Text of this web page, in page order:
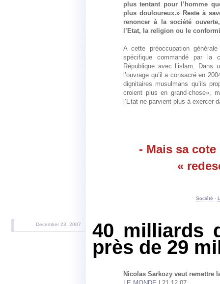
plus tentant pour l’homme
plus douloureux.» Reste à
renoncer à la société
l’Etat, la religion ou le
A cette préoccupation
spécifique commandé par la
République avec l’islam. Dans
l’ouvrage qu’il a consacré en
dignitaires musulmans qu’ils
croient plus en grand-chose»,
l’Etat ne parvient plus à exercer
- Mais sa
«
Société ·
December 23, 2007 40 milliards
près de 29
Nicolas Sarkozy veut